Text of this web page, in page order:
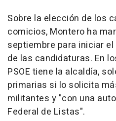
Sobre la elección de los
comicios, Montero ha
septiembre para iniciar
de las candidaturas. En
PSOE tiene la alcaldía,
primarias si lo solicita
militantes y "con una
Federal de Listas".